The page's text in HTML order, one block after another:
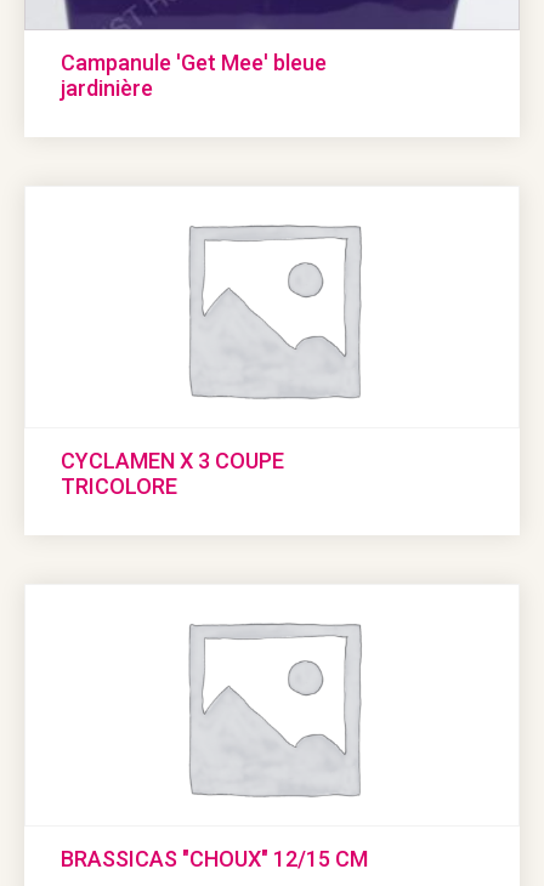
Campanule 'Get Mee' bleue
jardinière
CYCLAMEN X 3 COUPE
TRICOLORE
BRASSICAS "CHOUX" 12/15 CM